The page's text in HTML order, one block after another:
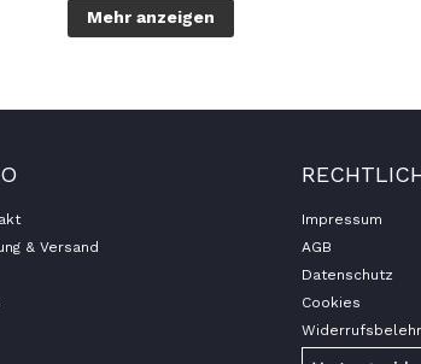
Mehr anzeigen
& Versand
Impressum
AGB
Datenschutz
Cookies